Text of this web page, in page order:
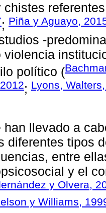
chistes
; Piña y Aguayo,
-
violencia
político (
; Lyons,
han llevado a
diferentes tipos
entre
y el
y Olvera,
y Williams,